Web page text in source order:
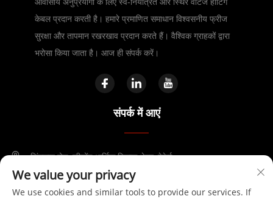
केबल प्रदान करती है। हमारे प्रमाणित समाधान विश्वसनीय फ्रीज
सुरक्षा और तापमान रखरखाव प्रदान करते हैं। वैश्विक ग्राहकों द्वारा
भरोसा किया जाता है। आज ही संपर्क करें।
संपर्क में आएं
जिंगसान रोड, फीडोंग आर्थिक विकास क्षेत्र, हेफेई
+86-17730041869
We value your privacy
We use cookies and similar tools to provide our services. If